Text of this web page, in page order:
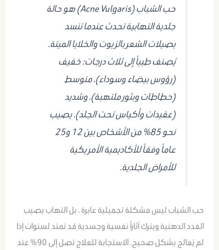
حب الشباب (Acne Vulgaris) هو حالة
جلدية التهابية تحدث عندما تنسد
بصيلات الشعر بالزيوت والخلايا الميتة.
يُصنف طبياً إلى ثلاث درجات: خفيف
(رؤوس بيضاء وسوداء)، متوسط
(حطاطات وبثور ملتهبة)، وشديد
(عقيدات وأكياس تحت الجلد). يصيب
نحو 85% من الأشخاص بين 12 و25
عاماً وفقاً للأكاديمية الأمريكية
للأمراض الجلدية.
حب الشباب ليس مشكلة تجميلية عابرة ، بل التهاب يصيب
الغدد الدهنية ويترك آثاراً نفسية وجسدية قد تمتد لسنوات إذا
لم يُعالج بشكل صحيح. الاستجابة للعلاج تصل إلى 90% عند